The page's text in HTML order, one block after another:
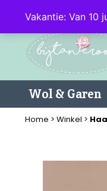
Vakantie: Van 10
Wol & Garen
Home > Winkel >